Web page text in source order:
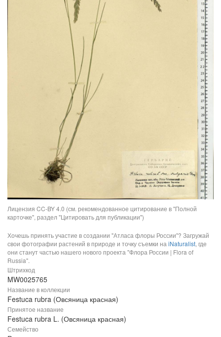
Лицензия CC-BY 4.0 (см. рекомендованное цитирование в "Полной
карточке", раздел "Цитировать для публикации")
Хочешь принять участие в создании "Атласа флоры России"? Загружай
свои фотографии растений в природе и точку съемки на iNaturalist, где
они станут частью нашего нового проекта "Флора России | Flora of
Russia".
Штрихкод
MW0025765
Название в коллекции
Festuca rubra (Овсяница красная)
Принятое название
Festuca rubra L. (Овсяница красная)
Семейство